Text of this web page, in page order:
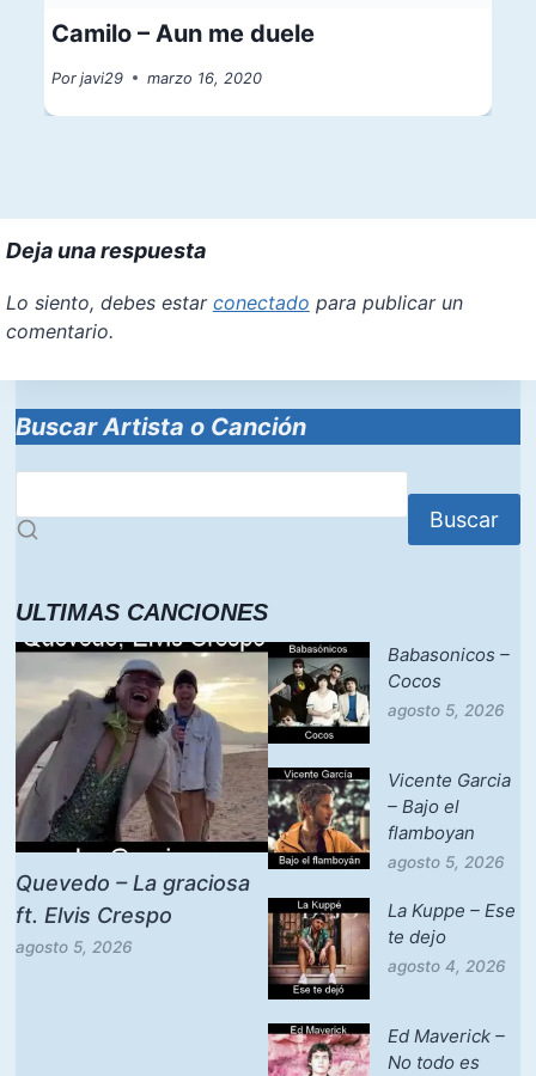
Camilo – Aun me duele
Por javi29 marzo 16, 2020
Deja una respuesta
Lo siento, debes estar conectado para publicar un
comentario.
Buscar Artista o Canción
Buscar
ULTIMAS CANCIONES
Quevedo – La graciosa
ft. Elvis Crespo
agosto 5, 2026
Babasonicos –
Cocos
agosto 5, 2026
Vicente Garcia
– Bajo el
flamboyan
agosto 5, 2026
La Kuppe – Ese
te dejo
agosto 4, 2026
Ed Maverick –
No todo es